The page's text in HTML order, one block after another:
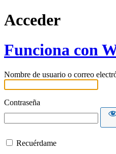
Acceder
Funciona con
Nombre de usuario o correo
Contraseña
Recuérdame